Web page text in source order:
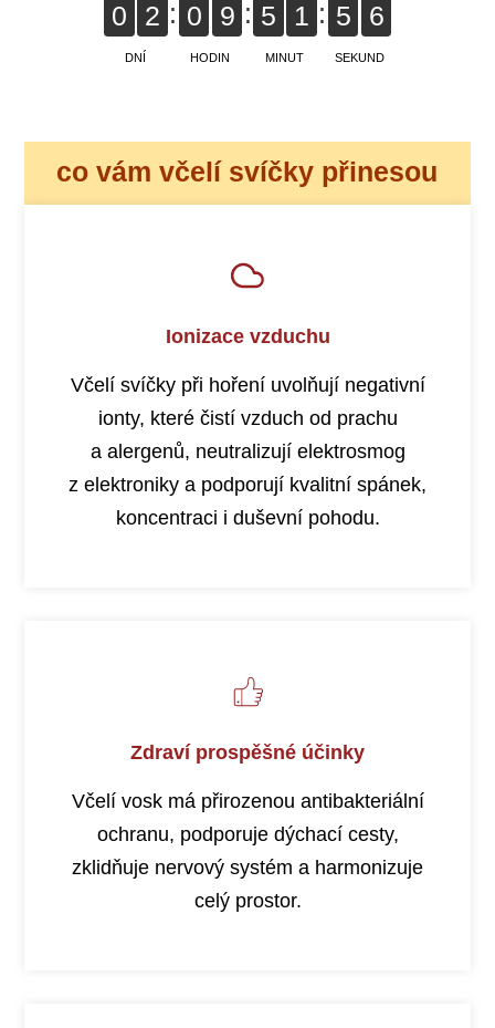
0 2
DNÍ
0 9
HODIN
5 1
MINUT
5 5
SEKUND
co vám včelí svíčky přinesou
Ionizace vzduchu
Včelí svíčky při hoření uvolňují negativní
ionty, které čistí vzduch od prachu
a alergenů, neutralizují elektrosmog
z elektroniky a podporují kvalitní spánek,
koncentraci i duševní pohodu.
Zdraví prospěšné účinky
Včelí vosk má přirozenou antibakteriální
ochranu, podporuje dýchací cesty,
zklidňuje nervový systém a harmonizuje
celý prostor.